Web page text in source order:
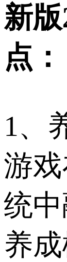
新
点：
1、
游
统
养